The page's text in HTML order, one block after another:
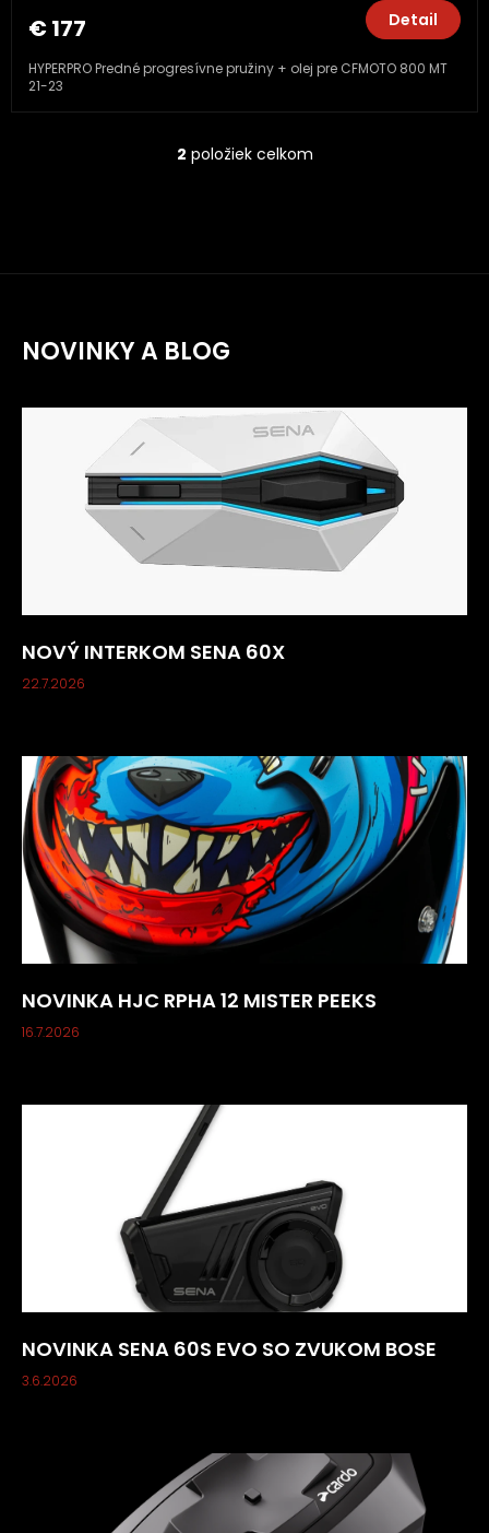
€ 177 Detail
HYPERPRO Predné progresívne pružiny + olej pre CFMOTO 800 MT
21-23
O
a
k
y
ý
p
i
2 položiek celkom
NOVINKY A BLOG
NOVÝ INTERKOM SENA 60X
22.7.2026
NOVINKA HJC RPHA 12 MISTER PEEKS
16.7.2026
NOVINKA SENA 60S EVO SO ZVUKOM BOSE
3.6.2026